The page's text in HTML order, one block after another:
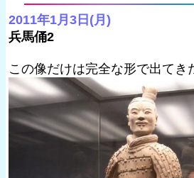
2011年1月3日(月)
兵馬俑2
この像だけは完全な形で出てき